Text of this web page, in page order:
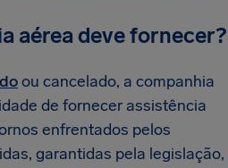
aérea deve fornecer?
ou cancelado, a companhia
de fornecer assistência
enfrentados pelos
garantidas pela legislação,